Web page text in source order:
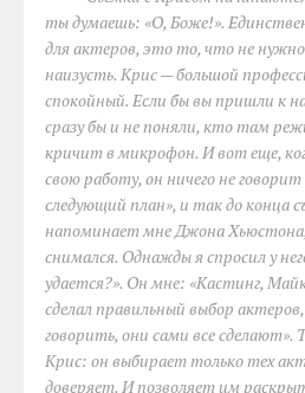
ты думаешь: «О, Боже!».
для актеров, это то, что не
наизусть. Крис — большой
спокойный. Если бы вы пришли к
сразу бы и не поняли, кто там
кричит в микрофон. И вот еще,
свою работу, он ничего не
следующий план», и так до конца
напоминает мне Джона
снимался. Однажды я спросил у
удается?». Он мне: «Кастинг,
сделал правильный выбор
говорить, они сами все сделают».
Крис: он выбирает только тех
доверяет. И позволяет им